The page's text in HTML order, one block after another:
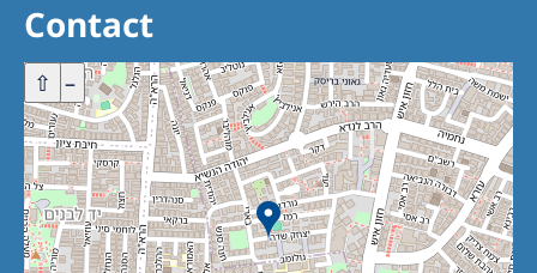
Netherlands
Poland
Portugal
Romania
Russia
Serbia
Contact
+ –
⇧